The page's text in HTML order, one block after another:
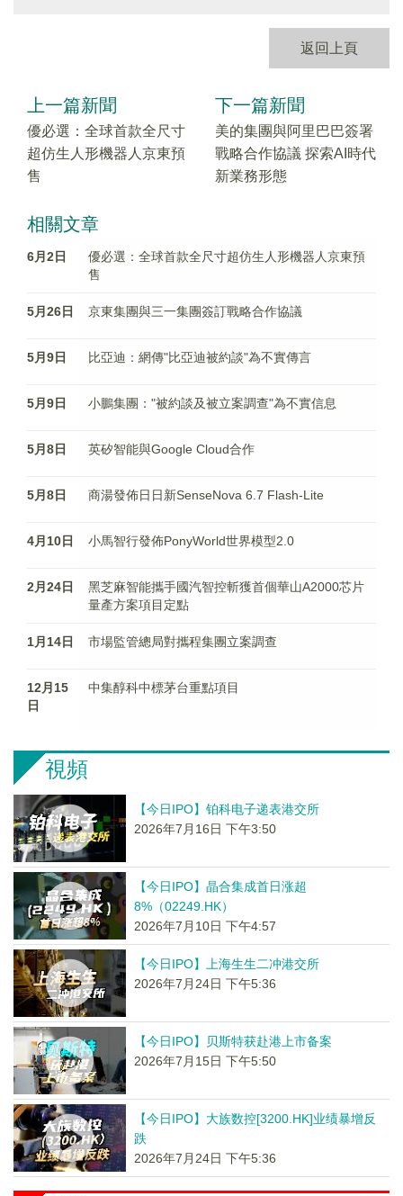
返回上頁
上一篇新聞
優必選：全球首款全尺寸
超仿生人形機器人京東預
售
下一篇新聞
美的集團與阿里巴巴簽署
戰略合作協議 探索AI時代
新業務形態
相關文章
6月2日
優必選：全球首款全尺寸超仿生人形機器人京東預
售
5月26日 京東集團與三一集團簽訂戰略合作協議
5月9日 比亞迪：網傳"比亞迪被約談"為不實傳言
5月9日 小鵬集團："被約談及被立案調查"為不實信息
5月8日 英矽智能與Google Cloud合作
5月8日 商湯發佈日日新SenseNova 6.7 Flash-Lite
4月10日 ​小馬智行發佈PonyWorld世界模型2.0
2月24日
黑芝麻智能攜手國汽智控斬獲首個華山A2000芯片
量產方案項目定點
1月14日 市場監管總局對攜程集團立案調查
12月15
日
中集醇科中標茅台重點項目
視頻
【今日IPO】铂科电子递表港交所
2026年7月16日 下午3:50
【今日IPO】晶合集成首日涨超
8%（02249.HK）
2026年7月10日 下午4:57
【今日IPO】上海生生二冲港交所
2026年7月24日 下午5:36
【今日IPO】贝斯特获赴港上市备案
2026年7月15日 下午5:50
【今日IPO】大族数控[3200.HK]业绩暴增反
跌
2026年7月24日 下午5:36